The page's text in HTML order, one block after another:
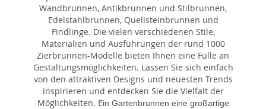
Wandbrunnen, Antikbrunnen und Stilbrunnen,
Edelstahlbrunnen, Quellsteinbrunnen und
Findlinge. Die vielen verschiedenen Stile,
Materialien und Ausführungen der rund 1000
Zierbrunnen-Modelle bieten Ihnen eine Fülle an
Gestaltungsmöglichkeiten. Lassen Sie sich einfach
von den attraktiven Designs und neuesten Trends
inspirieren und entdecken Sie die Vielfalt der
Möglichkeiten. Ein Gartenbrunnen eine großartige